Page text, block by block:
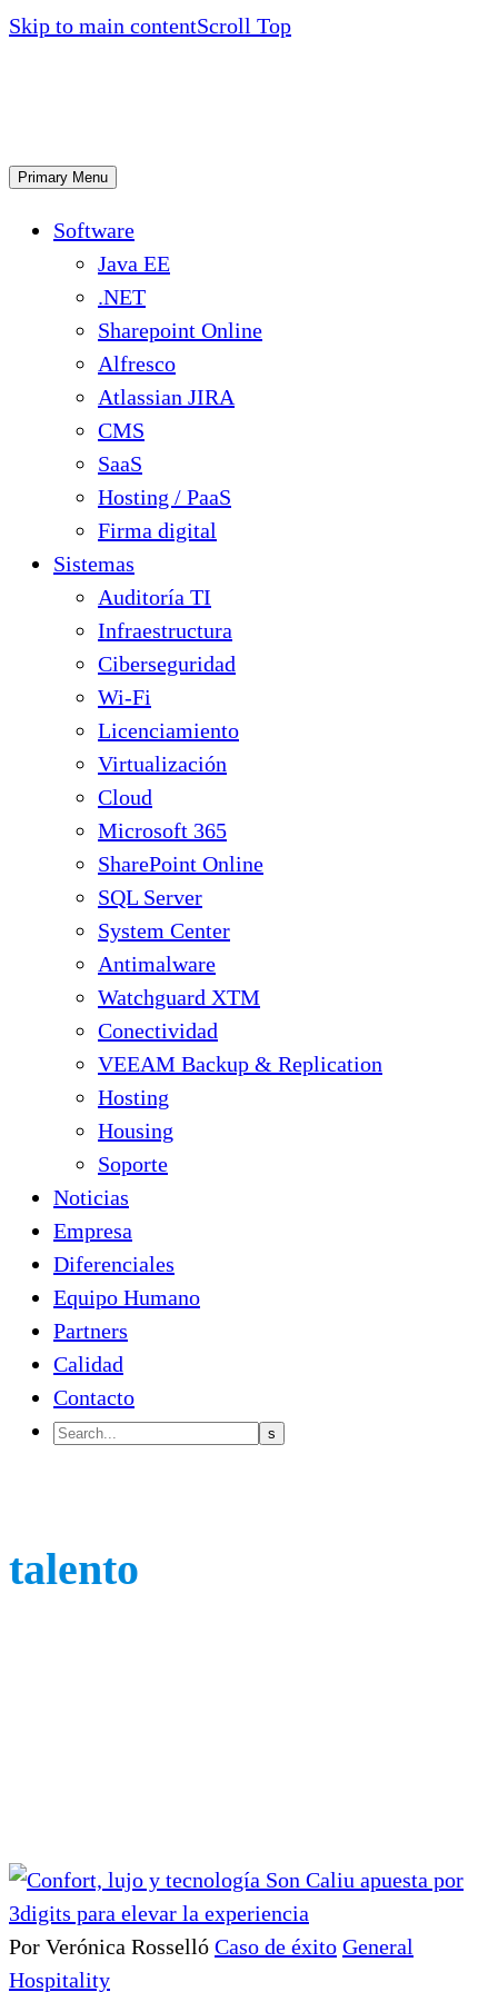
Skip to main contentScroll Top
Primary Menu
Software
Java EE
.NET
Sharepoint Online
Alfresco
Atlassian JIRA
CMS
SaaS
Hosting / PaaS
Firma digital
Sistemas
Auditoría TI
Infraestructura
Ciberseguridad
Wi-Fi
Licenciamiento
Virtualización
Cloud
Microsoft 365
SharePoint Online
SQL Server
System Center
Antimalware
Watchguard XTM
Conectividad
VEEAM Backup & Replication
Hosting
Housing
Soporte
Noticias
Empresa
Diferenciales
Equipo Humano
Partners
Calidad
Contacto
talento
Por Verónica Rosselló Caso de éxito General
Hospitality